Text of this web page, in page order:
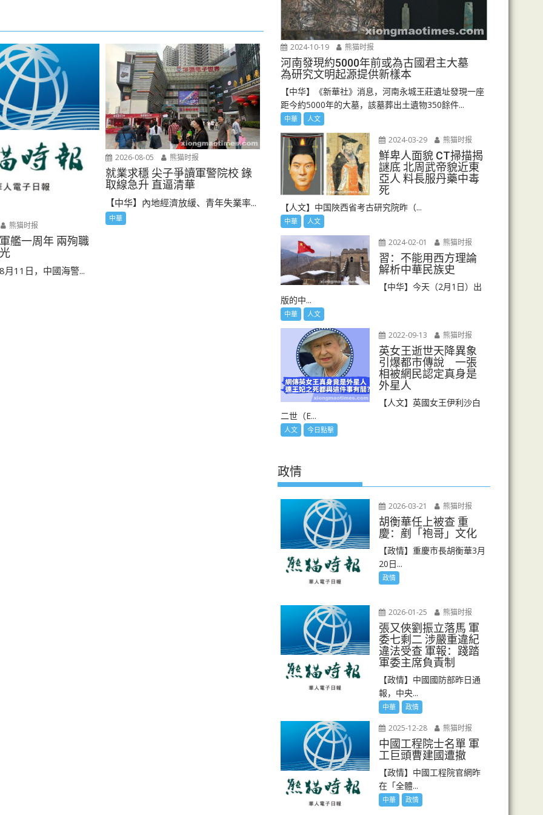
熊猫时报
艦一周年 兩殉職
月11日，中國海警...
2026-08-05 熊猫时报
就業求穩 尖子爭讀軍警院校 錄
取線急升 直逼清華
【中华】內地經濟放緩、青年失業率...
中華
2024-10-19 熊猫时报
河南發現約5000年前或為古國君主大墓
為研究文明起源提供新樣本
【中华】《新華社》消息，河南永城王莊遺址發現一座
距今約5000年的大墓，該墓葬出土遺物350餘件...
中華 人文
2024-03-29 熊猫时报
鮮卑人面貌 CT掃描揭
謎底 北周武帝貌近東
亞人 料長服丹藥中毒
死
【人文】中国陜西省考古研究院昨（...
中華 人文
2024-02-01 熊猫时报
習：不能用西方理論
解析中華民族史
【中华】今天（2月1日）出
版的中...
中華 人文
2022-09-13 熊猫时报
英女王逝世天降異象
引爆都市傳說 一張
相被網民認定真身是
外星人
【人文】英國女王伊利沙白
二世（E...
人文 今日點擊
政情
2026-03-21 熊猫时报
胡衡華任上被查 重
慶：剷「袍哥」文化
【政情】重慶市長胡衡華3月
20日...
政情
2026-01-25 熊猫时报
張又俠劉振立落馬 軍
委七剩二 涉嚴重違紀
違法受查 軍報：踐踏
軍委主席負責制
【政情】中國國防部昨日通
報，中央...
中華 政情
2025-12-28 熊猫时报
中國工程院士名單 軍
工巨頭曹建國遭撤
【政情】中國工程院官網昨
在「全體...
中華 政情